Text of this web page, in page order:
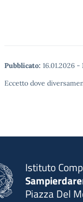
Pubblicato: 16.01.2026 -
Eccetto dove
Istituto
Piazza Del